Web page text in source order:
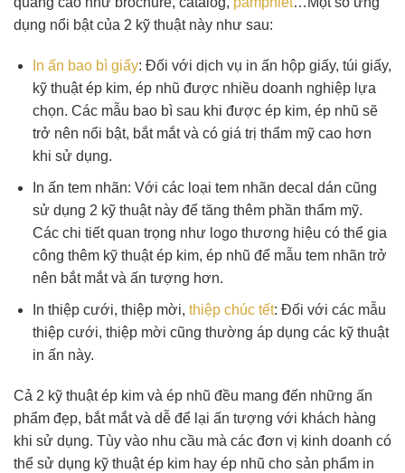
dụng nổi bật của 2 kỹ thuật này như sau:
In ấn bao bì giấy: Đối với dịch vụ in ấn hộp giấy, túi giấy,
kỹ thuật ép kim, ép nhũ được nhiều doanh nghiệp lựa
chọn. Các mẫu bao bì sau khi được ép kim, ép nhũ sẽ
trở nên nổi bật, bắt mắt và có giá trị thẩm mỹ cao hơn
khi sử dụng.
In ấn tem nhãn: Với các loại tem nhãn decal dán cũng
sử dụng 2 kỹ thuật này để tăng thêm phần thẩm mỹ.
Các chi tiết quan trọng như logo thương hiệu có thể gia
công thêm kỹ thuật ép kim, ép nhũ để mẫu tem nhãn trở
nên bắt mắt và ấn tượng hơn.
In thiệp cưới, thiệp mời, thiệp chúc tết: Đối với các mẫu
thiệp cưới, thiệp mời cũng thường áp dụng các kỹ thuật
in ấn này.
Cả 2 kỹ thuật ép kim và ép nhũ đều mang đến những ấn
phẩm đẹp, bắt mắt và dễ để lại ấn tượng với khách hàng
khi sử dụng. Tùy vào nhu cầu mà các đơn vị kinh doanh có
thể sử dụng kỹ thuật ép kim hay ép nhũ cho sản phẩm in